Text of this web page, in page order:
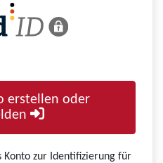
erstellen oder
Konto zur Identifizierung für